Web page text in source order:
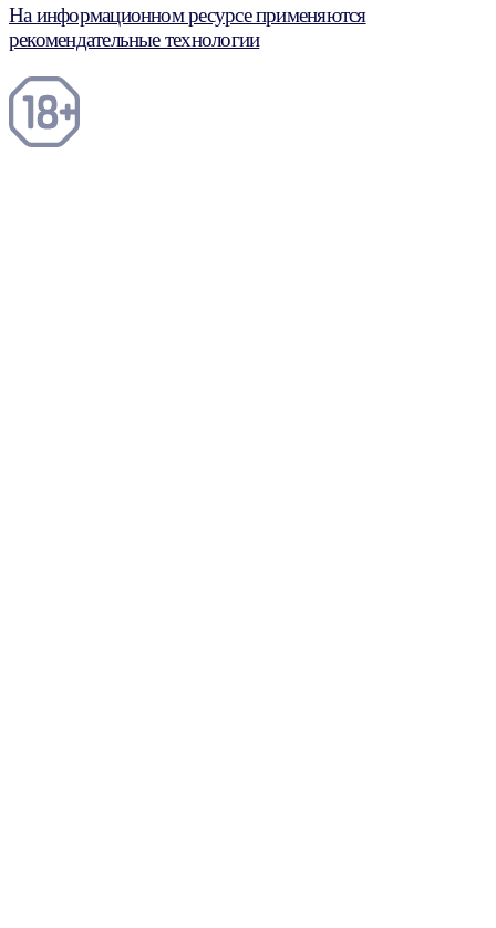
На информационном ресурсе применяются
рекомендательные технологии